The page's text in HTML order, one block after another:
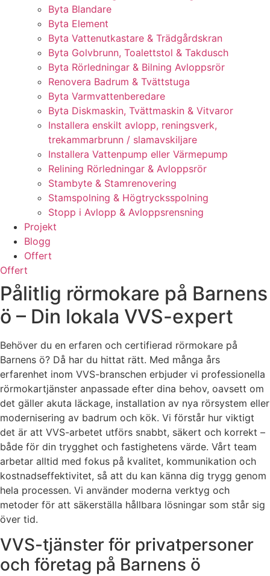
Byta Blandare
Byta Element
Byta Vattenutkastare & Trädgårdskran
Byta Golvbrunn, Toalettstol & Takdusch
Byta Rörledningar & Bilning Avloppsrör
Renovera Badrum & Tvättstuga
Byta Varmvattenberedare
Byta Diskmaskin, Tvättmaskin & Vitvaror
Installera enskilt avlopp, reningsverk,
trekammarbrunn / slamavskiljare
Installera Vattenpump eller Värmepump
Relining Rörledningar & Avloppsrör
Stambyte & Stamrenovering
Stamspolning & Högtrycksspolning
Stopp i Avlopp & Avloppsrensning
Projekt
Blogg
Offert
Offert
Pålitlig rörmokare på Barnens
ö – Din lokala VVS-expert
Behöver du en erfaren och certifierad rörmokare på
Barnens ö? Då har du hittat rätt. Med många års
erfarenhet inom VVS-branschen erbjuder vi professionella
rörmokartjänster anpassade efter dina behov, oavsett om
det gäller akuta läckage, installation av nya rörsystem eller
modernisering av badrum och kök. Vi förstår hur viktigt
det är att VVS-arbetet utförs snabbt, säkert och korrekt –
både för din trygghet och fastighetens värde. Vårt team
arbetar alltid med fokus på kvalitet, kommunikation och
kostnadseffektivitet, så att du kan känna dig trygg genom
hela processen. Vi använder moderna verktyg och
metoder för att säkerställa hållbara lösningar som står sig
över tid.
VVS-tjänster för privatpersoner
och företag på Barnens ö